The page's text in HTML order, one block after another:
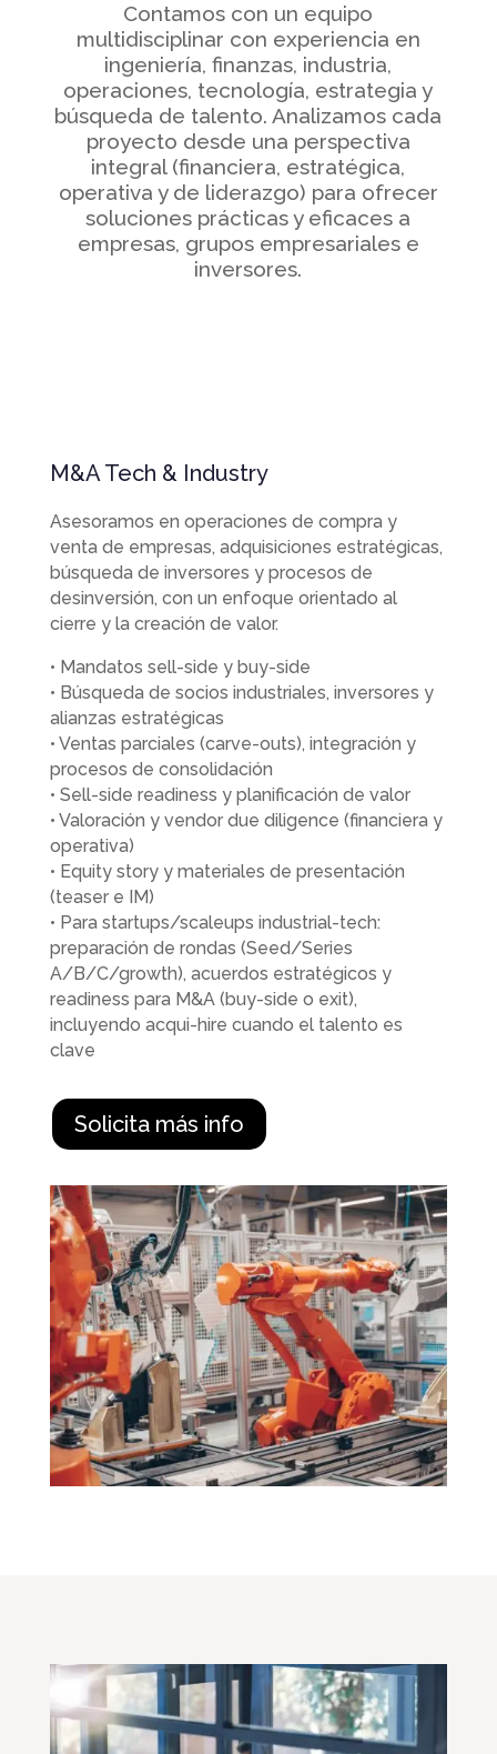
Contamos con un equipo
multidisciplinar con experiencia en
ingeniería, finanzas, industria,
operaciones, tecnología, estrategia y
búsqueda de talento. Analizamos cada
proyecto desde una perspectiva
integral (financiera, estratégica,
operativa y de liderazgo) para ofrecer
soluciones prácticas y eficaces a
empresas, grupos empresariales e
inversores.
M&A Tech & Industry
Asesoramos en operaciones de compra y
venta de empresas, adquisiciones estratégicas,
búsqueda de inversores y procesos de
desinversión, con un enfoque orientado al
cierre y la creación de valor.
• Mandatos sell-side y buy-side
• Búsqueda de socios industriales, inversores y
alianzas estratégicas
• Ventas parciales (carve-outs), integración y
procesos de consolidación
• Sell-side readiness y planificación de valor
• Valoración y vendor due diligence (financiera y
operativa)
• Equity story y materiales de presentación
(teaser e IM)
• Para startups/scaleups industrial-tech:
preparación de rondas (Seed/Series
A/B/C/growth), acuerdos estratégicos y
readiness para M&A (buy-side o exit),
incluyendo acqui-hire cuando el talento es
clave
Solicita más info